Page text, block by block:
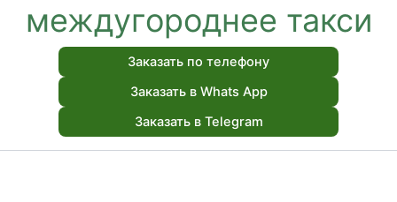
междугороднее такси
Заказать по телефону
Заказать в Whats App
Заказать в Telegram